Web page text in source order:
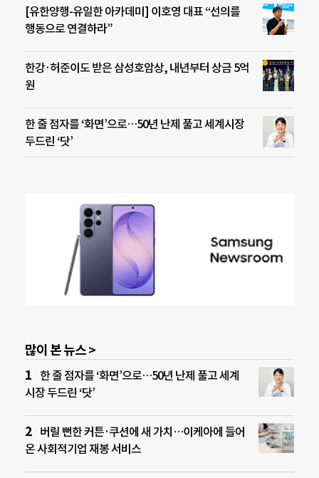
[유한양행-유일한 아카데미] 이호영 대표 “선의를
행동으로 연결하라”
한강·허준이도 받은 삼성호암상, 내년부터 상금 5억
원
한 줄 점자를 ‘화면’으로…50년 난제 풀고 세계시장
두드린 ‘닷’
많이 본 뉴스 >
한 줄 점자를 ‘화면’으로…50년 난제 풀고 세계
시장 두드린 ‘닷’
버릴 뻔한 커튼·쿠션에 새 가치…이케아에 들어
온 사회적기업 재봉 서비스